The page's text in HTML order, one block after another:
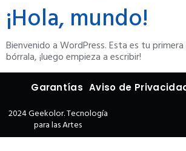
¡Hola, mundo!
Bienvenido a WordPress. Esta es tu
bórrala, ¡luego empieza a escribir!
Garantías Aviso de
2024 Geekolor. Tecnología
para las Artes